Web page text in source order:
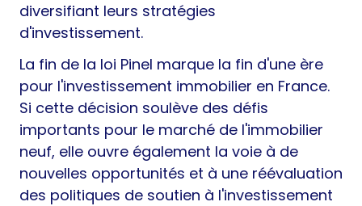
diversifiant leurs stratégies
d'investissement.
La fin de la loi Pinel marque la fin d'une ère
pour l'investissement immobilier en France.
Si cette décision soulève des défis
importants pour le marché de l'immobilier
neuf, elle ouvre également la voie à de
nouvelles opportunités et à une réévaluation
des politiques de soutien à l'investissement